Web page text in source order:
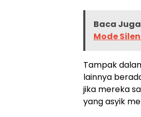
Baca
Mode
Tampak
lainnya
jika mereka
yang asyik